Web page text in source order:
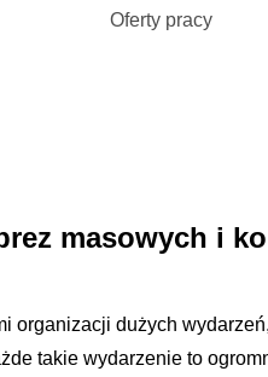
Oferty pracy
masowych i
organizacji dużych
takie wydarzenie to